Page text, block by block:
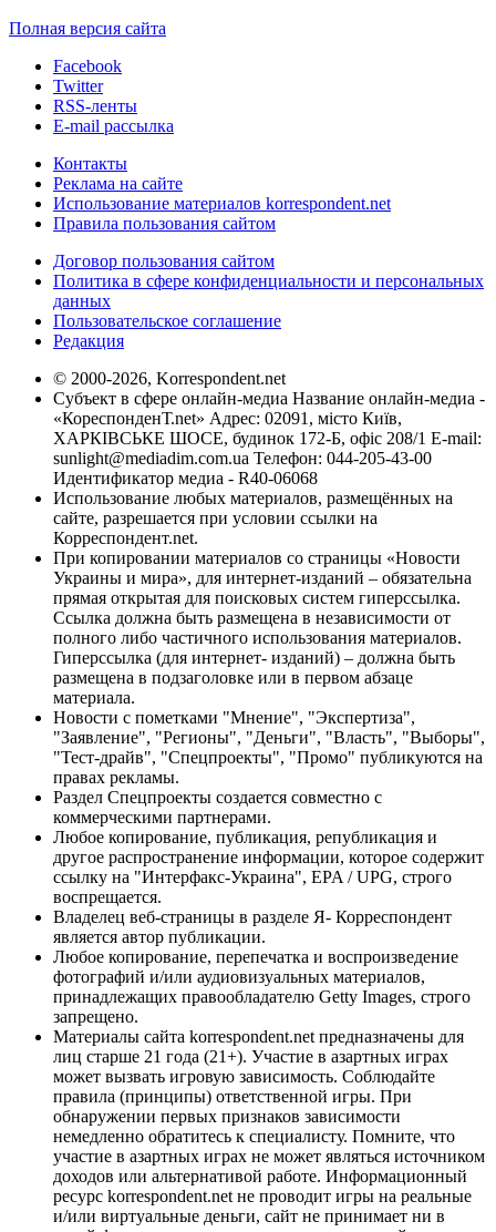
Полная версия сайта
Facebook
Twitter
RSS-ленты
E-mail рассылка
Контакты
Реклама на сайте
Использование материалов korrespondent.net
Правила пользования сайтом
Договор пользования сайтом
Политика в сфере конфиденциальности и персональных
данных
Пользовательское соглашение
Редакция
© 2000-2026, Korrespondent.net
Субъект в сфере онлайн-медиа Название онлайн-медиа -
«КореспонденТ.net» Адрес: 02091, місто Київ,
ХАРКІВСЬКЕ ШОСЕ, будинок 172-Б, офіс 208/1 E-mail:
sunlight@mediadim.com.ua Телефон: 044-205-43-00
Идентификатор медиа - R40-06068
Использование любых материалов, размещённых на
сайте, разрешается при условии ссылки на
Корреспондент.net.
При копировании материалов со страницы «Новости
Украины и мира», для интернет-изданий – обязательна
прямая открытая для поисковых систем гиперссылка.
Ссылка должна быть размещена в независимости от
полного либо частичного использования материалов.
Гиперссылка (для интернет- изданий) – должна быть
размещена в подзаголовке или в первом абзаце
материала.
Новости с пометками "Мнение", "Экспертиза",
"Заявление", "Регионы", "Деньги", "Власть", "Выборы",
"Тест-драйв", "Спецпроекты", "Промо" публикуются на
правах рекламы.
Раздел Спецпроекты создается совместно с
коммерческими партнерами.
Любое копирование, публикация, републикация и
другое распространение информации, которое содержит
ссылку на "Интерфакс-Украина", EPA / UPG, строго
воспрещается.
Владелец веб-страницы в разделе Я- Корреспондент
является автор публикации.
Любое копирование, перепечатка и воспроизведение
фотографий и/или аудиовизуальных материалов,
принадлежащих правообладателю Getty Images, строго
запрещено.
Материалы сайта korrespondent.net предназначены для
лиц старше 21 года (21+). Участие в азартных играх
может вызвать игровую зависимость. Соблюдайте
правила (принципы) ответственной игры. При
обнаружении первых признаков зависимости
немедленно обратитесь к специалисту. Помните, что
участие в азартных играх не может являться источником
доходов или альтернативой работе. Информационный
ресурс korrespondent.net не проводит игры на реальные
и/или виртуальные деньги, сайт не принимает ни в